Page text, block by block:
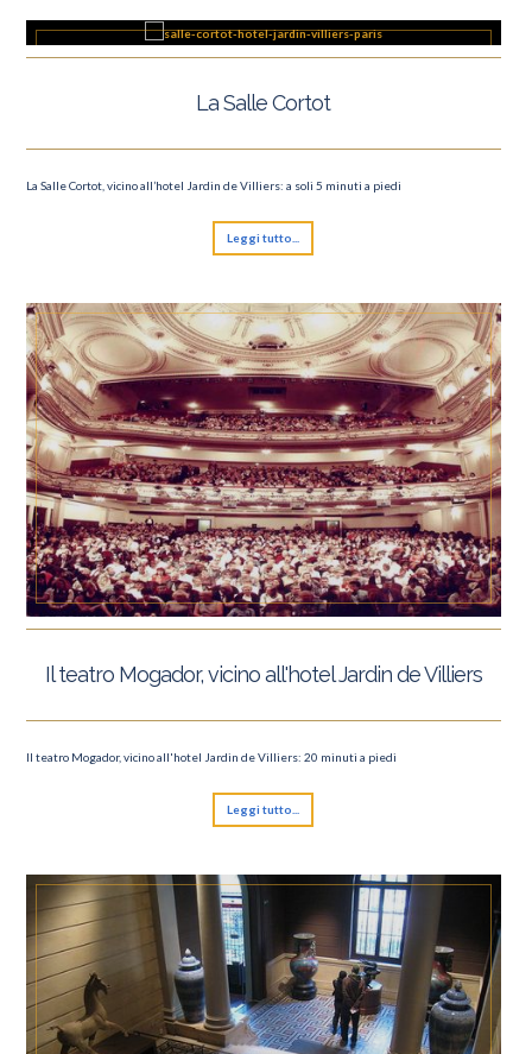
La Salle Cortot
La Salle Cortot, vicino all’hotel Jardin de Villiers: a soli 5 minuti a piedi
Leggi tutto...
Il teatro Mogador, vicino all'hotel Jardin de Villiers
Il teatro Mogador, vicino all'hotel Jardin de Villiers: 20 minuti a piedi
Leggi tutto...